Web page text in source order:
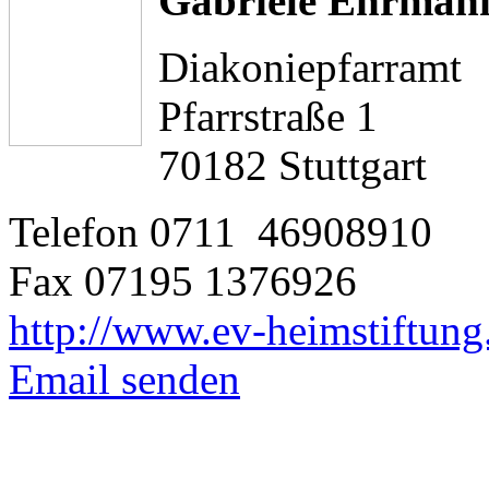
Diakoniepfarramt
Pfarrstraße 1
70182 Stuttgart
Telefon 0711 46908910
Fax 07195 1376926
http://www.ev-
Email senden